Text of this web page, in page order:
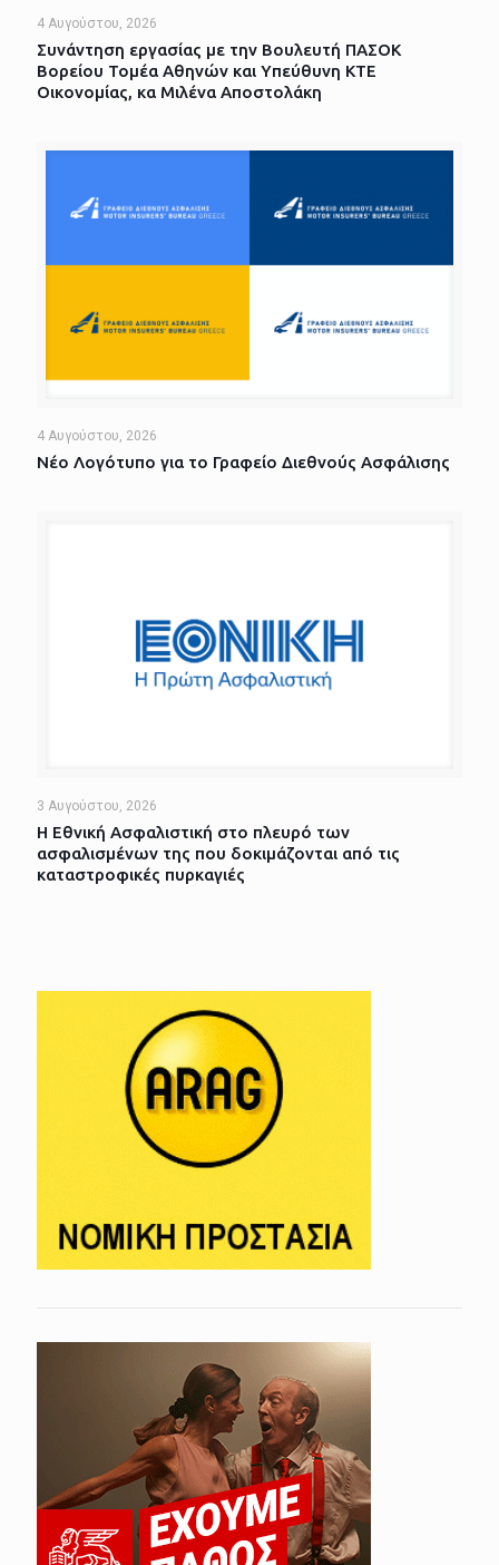
4 Αυγούστου, 2026
Συνάντηση εργασίας με την Βουλευτή ΠΑΣΟΚ
Βορείου Τομέα Αθηνών και Υπεύθυνη ΚΤΕ
Οικονομίας, κα Μιλένα Αποστολάκη
4 Αυγούστου, 2026
Νέο Λογότυπο για το Γραφείο Διεθνούς Ασφάλισης
3 Αυγούστου, 2026
Η Εθνική Ασφαλιστική στο πλευρό των
ασφαλισμένων της που δοκιμάζονται από τις
καταστροφικές πυρκαγιές